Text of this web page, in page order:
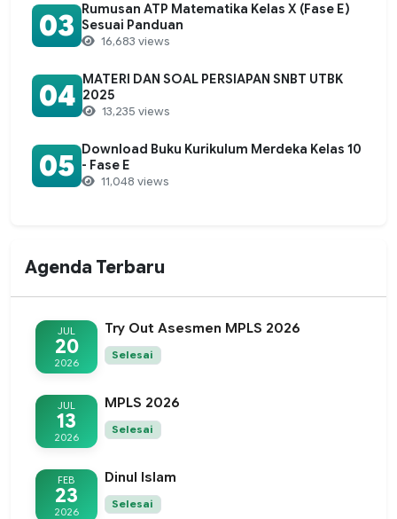
03 Rumusan ATP Matematika Kelas X (Fase E)
Sesuai Panduan
16,683 views
04 MATERI DAN SOAL PERSIAPAN SNBT UTBK
2025
13,235 views
05 Download Buku Kurikulum Merdeka Kelas 10
- Fase E
11,048 views
Agenda Terbaru
JUL
20
2026
Try Out Asesmen MPLS 2026
Selesai
JUL
13
2026
MPLS 2026
Selesai
FEB
23
2026
Dinul Islam
Selesai